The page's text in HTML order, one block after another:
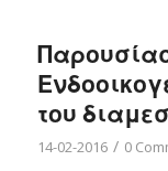
του
14-02-2016 / 0